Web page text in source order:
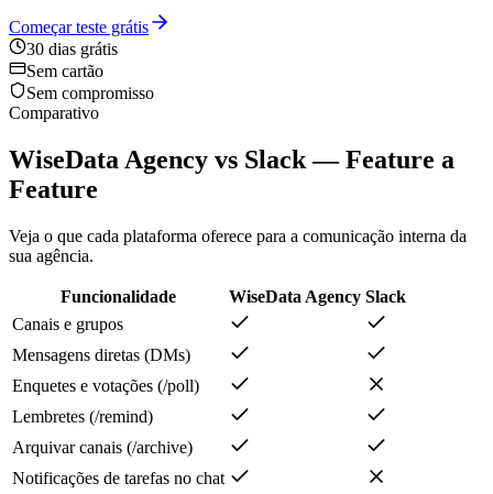
Começar teste grátis
30 dias grátis
Sem cartão
Sem compromisso
Comparativo
WiseData Agency vs Slack — Feature a
Feature
Veja o que cada plataforma oferece para a comunicação interna da
sua agência.
Funcionalidade WiseData Agency Slack
Canais e grupos
Mensagens diretas (DMs)
Enquetes e votações (/poll)
Lembretes (/remind)
Arquivar canais (/archive)
Notificações de tarefas no chat